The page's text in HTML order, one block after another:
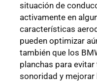
situación de
activamente en
características
pueden optimizar
también que los
planchas para
sonoridad y mejorar